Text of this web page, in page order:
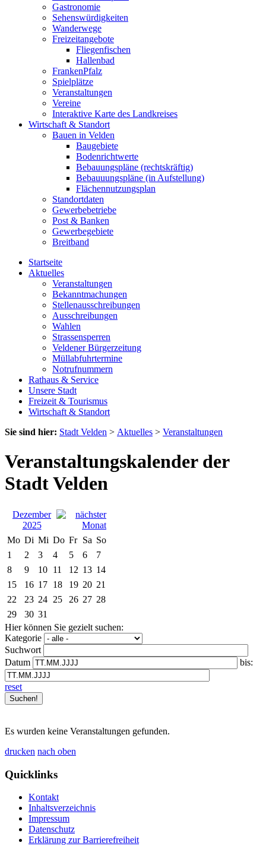
Gastronomie
Sehenswürdigkeiten
Wanderwege
Freizeitangebote
Fliegenfischen
Hallenbad
FrankenPfalz
Spielplätze
Veranstaltungen
Vereine
Interaktive Karte des Landkreises
Wirtschaft & Standort
Bauen in Velden
Baugebiete
Bodenrichtwerte
Bebauungspläne (rechtskräftig)
Bebauuungspläne (in Aufstellung)
Flächennutzungsplan
Standortdaten
Gewerbebetriebe
Post & Banken
Gewerbegebiete
Breitband
Startseite
Aktuelles
Veranstaltungen
Bekanntmachungen
Stellenausschreibungen
Ausschreibungen
Wahlen
Strassensperren
Veldener Bürgerzeitung
Müllabfuhrtermine
Notrufnummern
Rathaus & Service
Unsere Stadt
Freizeit & Tourismus
Wirtschaft & Standort
Sie sind hier: Stadt Velden > Aktuelles > Veranstaltungen
Veranstaltungskalender der
Stadt Velden
Dezember
2025
Mo Di Mi Do Fr Sa So
1
2 3 4 5 6
7
8
9 10 11 12 13 14
15
16 17 18 19 20 21
22
23 24 25 26 27 28
29
30 31
Hier können Sie gezielt suchen:
Kategorie
Suchwort
Datum
bis:
reset
Es wurden keine Veranstaltungen gefunden.
drucken nach oben
Quicklinks
Kontakt
Inhaltsverzeichnis
Impressum
Datenschutz
Erklärung zur Barrierefreiheit